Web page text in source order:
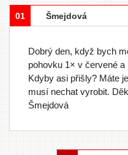
01 Šmejdová
Dobrý den, když bych
pohovku 1× v červené a
Kdyby asi přišly? Máte
musí nechat vyrobit.
Šmejdová